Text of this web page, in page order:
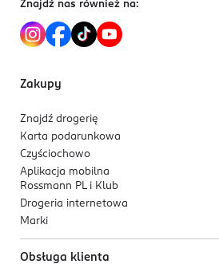
Znajdź nas również na:
Zakupy
Znajdź drogerię
Karta podarunkowa
Czyściochowo
Aplikacja mobilna
Rossmann PL i Klub
Drogeria internetowa
Marki
Obsługa klienta